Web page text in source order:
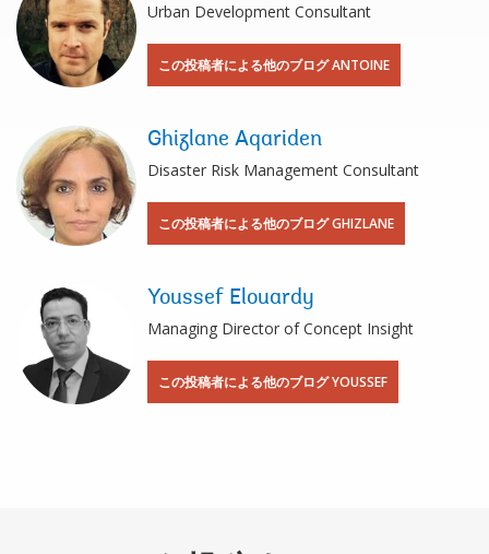
Urban Development Consultant
この投稿者による他のブログ ANTOINE
Ghizlane Aqariden
Disaster Risk Management Consultant
この投稿者による他のブログ GHIZLANE
Youssef Elouardy
Managing Director of Concept Insight
この投稿者による他のブログ YOUSSEF